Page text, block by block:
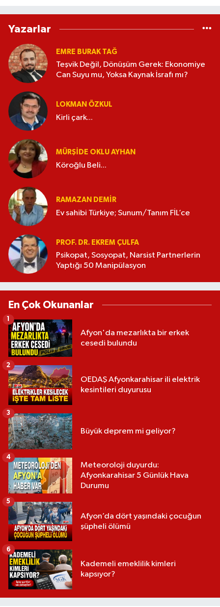
Yazarlar
EMRE BURAK TAĞ
Teşvik Değil, Dönüşüm Gerek: Ekonomiye
Can Suyu mu, Yoksa Kaynak İsrafı mı?
LOKMAN ÖZKUL
Kirli çark...
MÜRŞIDE OKLU AYHAN
Köroğlu Beli...
RAMAZAN DEMİR
Ev sahibi Türkiye; Sunum/Tanım FİL’ce
PROF. DR. EKREM ÇULFA
Psikopat, Sosyopat, Narsist Partnerlerin
Yaptığı 50 Manipülasyon
En Çok Okunanlar
Afyon'da mezarlıkta bir erkek
cesedi bulundu
1
OEDAŞ Afyonkarahisar ili elektrik
kesintileri duyurusu
2
Büyük deprem mi geliyor?
3
Meteoroloji duyurdu:
Afyonkarahisar 5 Günlük Hava
Durumu
4
Afyon’da dört yaşındaki çocuğun
şüpheli ölümü
5
Kademeli emeklilik kimleri
kapsıyor?
6